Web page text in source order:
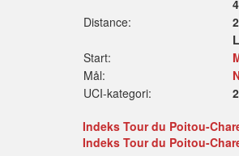
Distance:
Start:
Mål:
UCI-kategori:
Indeks Tour du Poitou-
Indeks Tour du Poitou-